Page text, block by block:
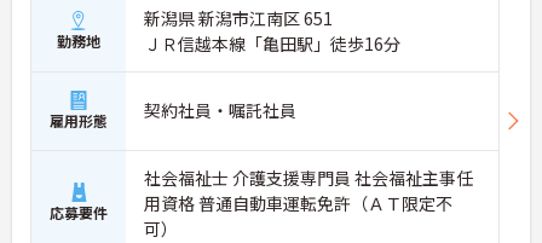
勤務地
新潟県 新潟市江南区 651
ＪＲ信越本線「亀田駅」徒歩16分
雇用形態 契約社員・嘱託社員
応募要件
社会福祉士 介護支援専門員 社会福祉主事任
用資格 普通自動車運転免許（ＡＴ限定不
可）